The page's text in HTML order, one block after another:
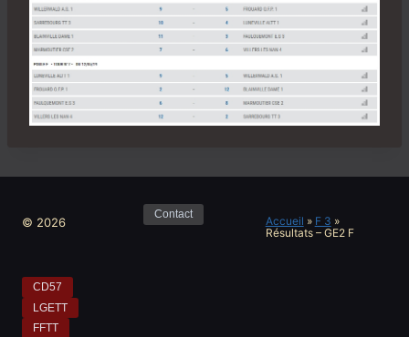
© 2026
Contact
Accueil » F 3 »
Résultats – GE2 F
CD57
LGETT
FFTT